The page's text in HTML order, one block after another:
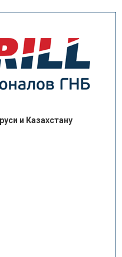
и Казахстану